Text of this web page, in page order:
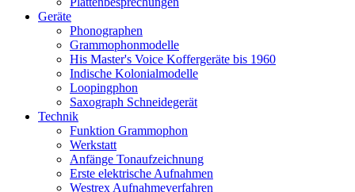
Geräte
Phonographen
Grammophonmodelle
His Master's Voice Koffergeräte bis 1960
Indische Kolonialmodelle
Loopingphon
Saxograph Schneidegerät
Technik
Funktion Grammophon
Werkstatt
Anfänge Tonaufzeichnung
Erste elektrische Aufnahmen
Westrex Aufnahmeverfahren